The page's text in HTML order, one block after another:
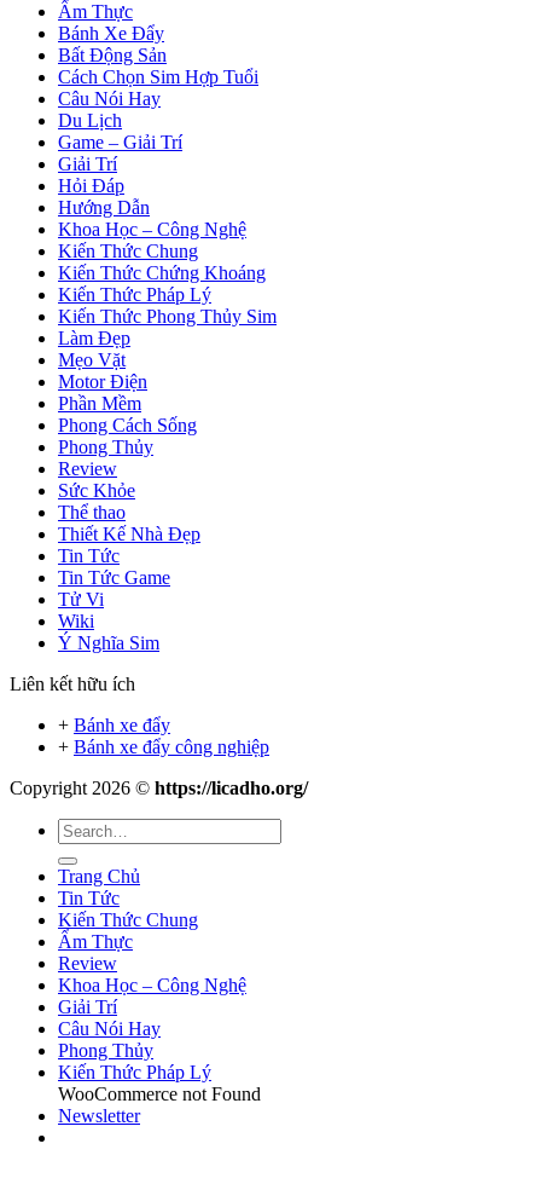
Ẩm Thực
Bánh Xe Đẩy
Bất Động Sản
Cách Chọn Sim Hợp Tuổi
Câu Nói Hay
Du Lịch
Game – Giải Trí
Giải Trí
Hỏi Đáp
Hướng Dẫn
Khoa Học – Công Nghệ
Kiến Thức Chung
Kiến Thức Chứng Khoáng
Kiến Thức Pháp Lý
Kiến Thức Phong Thủy Sim
Làm Đẹp
Mẹo Vặt
Motor Điện
Phần Mềm
Phong Cách Sống
Phong Thủy
Review
Sức Khỏe
Thể thao
Thiết Kế Nhà Đẹp
Tin Tức
Tin Tức Game
Tử Vi
Wiki
Ý Nghĩa Sim
Liên kết hữu ích
+ Bánh xe đẩy
+ Bánh xe đẩy công nghiệp
Copyright 2026 © https://licadho.org/
Trang Chủ
Tin Tức
Kiến Thức Chung
Ẩm Thực
Review
Khoa Học – Công Nghệ
Giải Trí
Câu Nói Hay
Phong Thủy
Kiến Thức Pháp Lý
WooCommerce not Found
Newsletter